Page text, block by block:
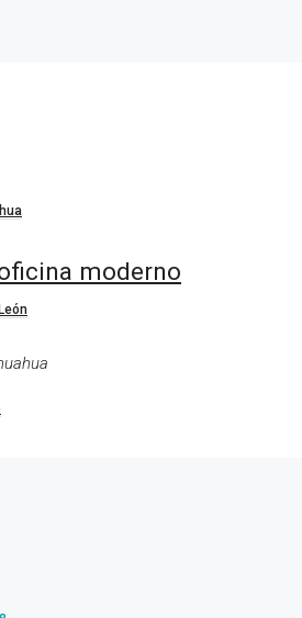
moderno